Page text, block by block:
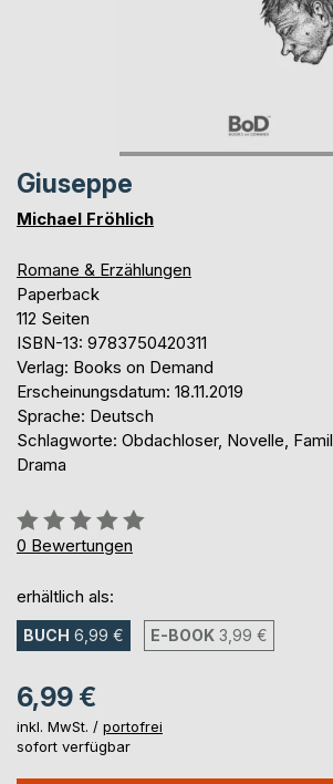
Giuseppe
Michael Fröhlich
Romane & Erzählungen
Paperback
112 Seiten
ISBN-13: 9783750420311
Verlag: Books on Demand
Erscheinungsdatum: 18.11.2019
Sprache: Deutsch
Schlagworte: Obdachloser, Novelle,
Drama
Bewertung::
0%
0 Bewertungen
erhältlich als:
BUCH 6,99 € E-BOOK 3,99 €
6,99 €
inkl. MwSt. / portofrei
sofort verfügbar